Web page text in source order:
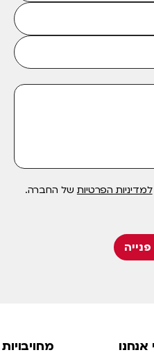
למדיניות הפרטיות של החברה.
אנחנו
מחויבויות